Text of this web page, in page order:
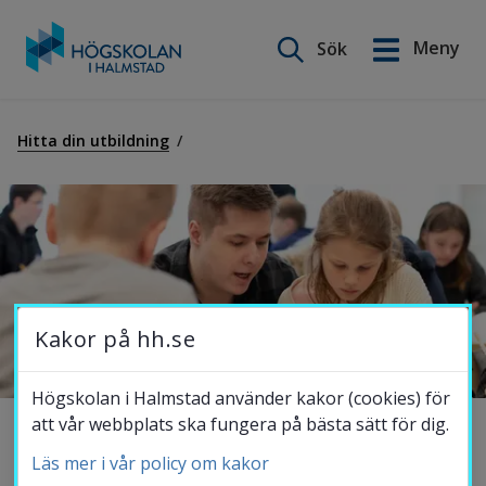
innehåll
Sök
Meny
Hitta din utbildning
Grundlärarutbildning (åk 4-6)
English
Utbildning
Forskning
Samverkan
Om Högskolan
Kakor på hh.se
Högskolan i Halmstad använder kakor (cookies) för
att vår webbplats ska fungera på bästa sätt för dig.
Läs mer i vår policy om kakor